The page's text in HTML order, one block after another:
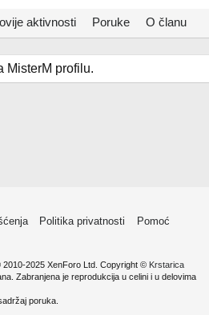
aktivnosti Poruke O članu
MisterM profilu.
Politika privatnosti
Pomoć
2010-2025 XenForo Ltd. Copyright © Krstarica
Zabranjena je reprodukcija u celini i u delovima
poruka.